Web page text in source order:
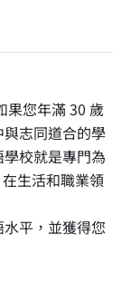
果您年滿 30 歲
志同道合的學
校就是專門為
生活和職業領
平，並獲得您